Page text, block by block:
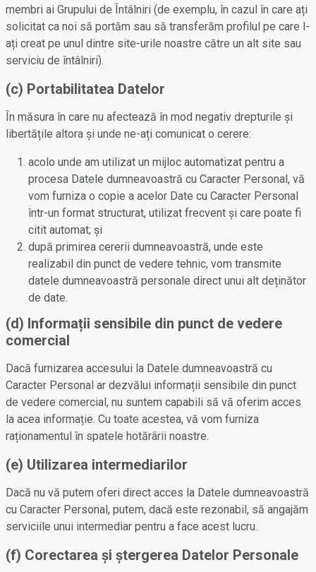
membri ai Grupului de Întâlniri (de exemplu, în cazul în care ați
solicitat ca noi să portăm sau să transferăm profilul pe care l-
ați creat pe unul dintre site-urile noastre către un alt site sau
serviciu de întâlniri).
(c) Portabilitatea Datelor
În măsura în care nu afectează în mod negativ drepturile și
libertățile altora și unde ne-ați comunicat o cerere:
acolo unde am utilizat un mijloc automatizat pentru a
procesa Datele dumneavoastră cu Caracter Personal, vă
vom furniza o copie a acelor Date cu Caracter Personal
într-un format structurat, utilizat frecvent și care poate fi
citit automat; și
după primirea cererii dumneavoastră, unde este
realizabil din punct de vedere tehnic, vom transmite
datele dumneavoastră personale direct unui alt deținător
de date.
(d) Informații sensibile din punct de vedere
comercial
Dacă furnizarea accesului la Datele dumneavoastră cu
Caracter Personal ar dezvălui informații sensibile din punct
de vedere comercial, nu suntem capabili să vă oferim acces
la acea informație. Cu toate acestea, vă vom furniza
raționamentul în spatele hotărârii noastre.
(e) Utilizarea intermediarilor
Dacă nu vă putem oferi direct acces la Datele dumneavoastră
cu Caracter Personal, putem, dacă este rezonabil, să angajăm
serviciile unui intermediar pentru a face acest lucru.
(f) Corectarea și ștergerea Datelor Personale